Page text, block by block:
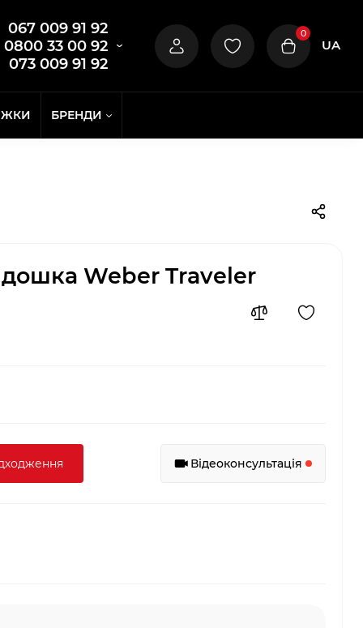
067 009 91 92
0800 33 00 92
073 009 91 92
0
UA
БРЕНДИ
Weber Traveler
Відеоконсультація